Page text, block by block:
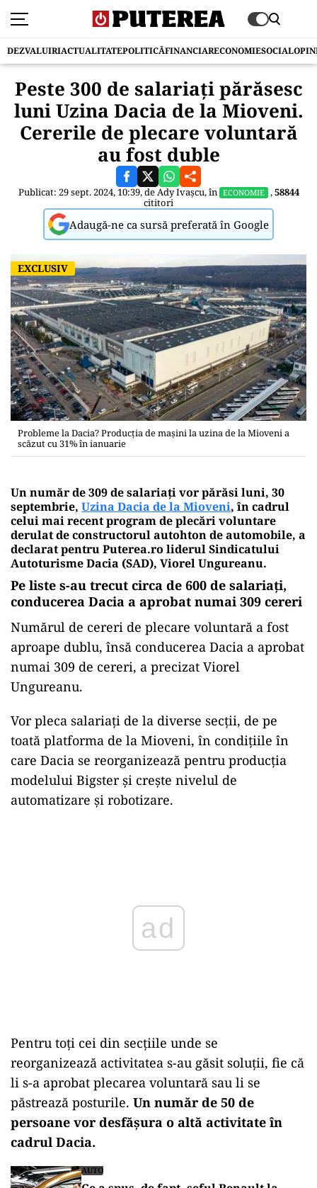
DEZVALUIRIACTUALITATEPOLITICĂFINANCIARECONOMIESOCIAL
Peste 300 de salariaţi părăsesc
luni Uzina Dacia de la Mioveni.
Cererile de plecare voluntară
au fost duble
Publicat: 29 sept. 2024, 10:39, deAdy Ivașcu, în ECONOMIE ,58844
cititori
Adaugă-ne ca sursă preferată în Google
EXCLUSIV
Probleme la Dacia? Producţia de maşini la uzina de la Mioveni a
scăzut cu 31% în ianuarie
Un număr de 309 de salariaţi vor părăsi luni, 30
septembrie, Uzina Dacia de la Mioveni, în cadrul
celui mai recent program de plecări voluntare
derulat de constructorul autohton de automobile, a
declarat pentru Puterea.ro liderul Sindicatului
Autoturisme Dacia (SAD), Viorel Ungureanu.
Pe liste s-au trecut circa de 600 de salariaţi,
conducerea Dacia a aprobat numai 309 cereri
Numărul de cereri de plecare voluntară a fost
aproape dublu, însă conducerea Dacia a aprobat
numai 309 de cereri, a precizat Viorel
Ungureanu.
Vor pleca salariaţi de la diverse secţii, de pe
toată platforma de la Mioveni, în condiţiile în
care Dacia se reorganizează pentru producţia
modelului Bigster şi creşte nivelul de
automatizare şi robotizare.
Pentru toţi cei din secţiile unde se
reorganizează activitatea s-au găsit soluţii, fie că
li s-a aprobat plecarea voluntară sau li se
păstrează posturile. Un număr de 50 de
persoane vor desfăşura o altă activitate în
cadrul Dacia.
AUTO